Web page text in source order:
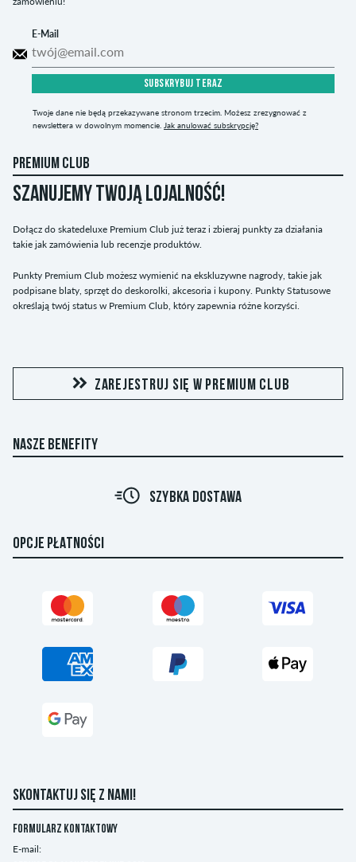
E-Mail
SUBSKRYBUJ TERAZ
Twoje dane nie będą przekazywane stronom trzecim. Możesz zrezygnować z
newslettera w dowolnym momencie. Jak anulować subskrypcję?
PREMIUM CLUB
SZANUJEMY TWOJĄ LOJALNOŚĆ!
Dołącz do skatedeluxe Premium Club już teraz i zbieraj punkty za działania
takie jak zamówienia lub recenzje produktów.
Punkty Premium Club możesz wymienić na ekskluzywne nagrody, takie jak
podpisane blaty, sprzęt do deskorolki, akcesoria i kupony. Punkty Statusowe
określają twój status w Premium Club, który zapewnia różne korzyści.
ZAREJESTRUJ SIĘ W PREMIUM CLUB
NASZE BENEFITY
SZYBKA DOSTAWA
OPCJE PŁATNOŚCI
SKONTAKTUJ SIĘ Z NAMI!
Formularz kontaktowy
E-mail: